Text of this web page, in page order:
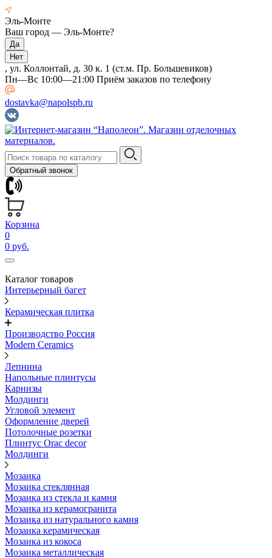
Эль-Монте
Ваш город — Эль-Монте?
, ул. Коллонтай, д. 30 к. 1 (ст.м. Пр. Большевиков)
Пн—Вс 10:00—21:00 Приём заказов по телефону
dostavka@napolspb.ru
Обратный звонок
Корзина
0
0 руб.
Каталог товаров
Интерьерный багет
Керамическая плитка
Производство Россия
Modern Ceramics
Лепнина
Напольные плинтусы
Карнизы
Молдинги
Угловой элемент
Оформление дверей
Потолочные розетки
Плинтус Orac decor
Молдинги
Мозаика
Мозаика стеклянная
Мозаика из стекла и камня
Мозаика из керамогранита
Мозаика из натурального камня
Мозаика керамическая
Мозаика из кокоса
Мозаика металлическая